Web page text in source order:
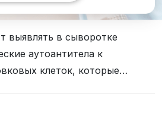
выявлять в сыворотке
аутоантитела к
клеток, которые